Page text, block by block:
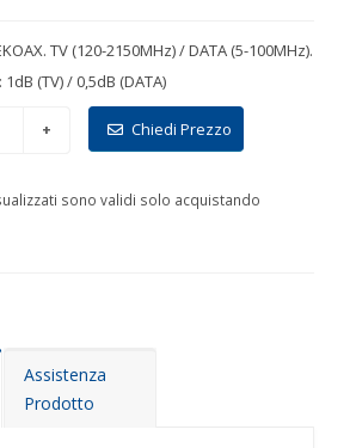
TV (120-2150MHz) / DATA (5-100MHz).
(TV) / 0,5dB (DATA)
Chiedi Prezzo
sono validi solo acquistando
Assistenza
Prodotto